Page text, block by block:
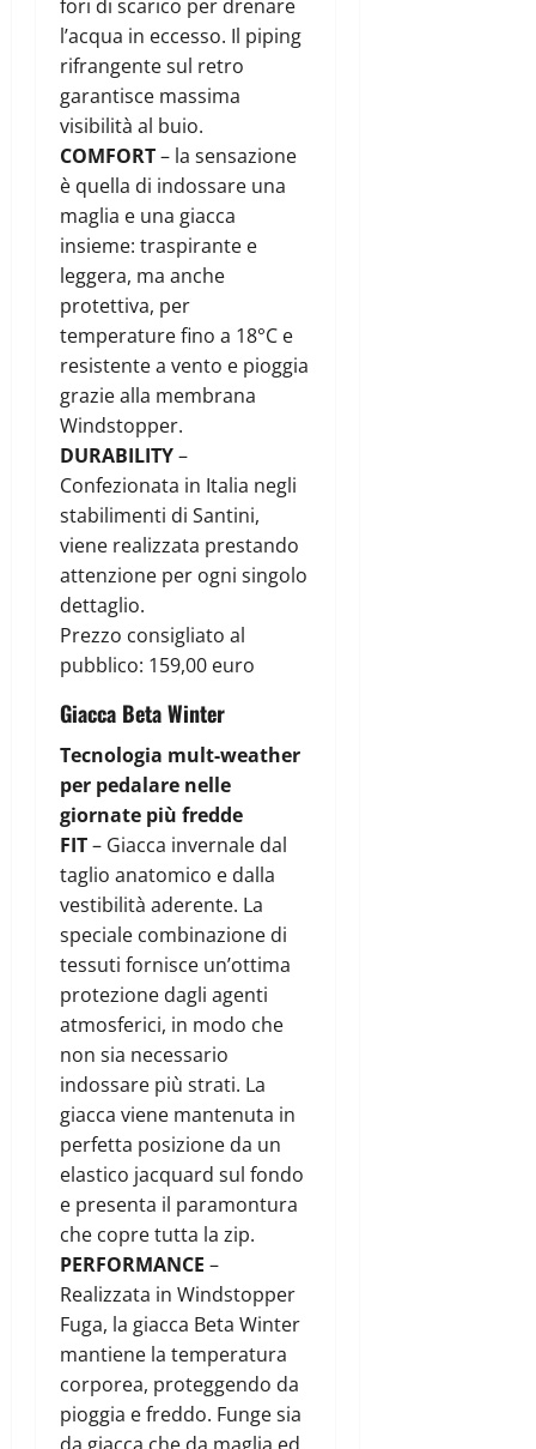
fori di scarico per drenare
l’acqua in eccesso. Il piping
rifrangente sul retro
garantisce massima
visibilità al buio.
COMFORT– la sensazione
è quella di indossare una
maglia e una giacca
insieme: traspirante e
leggera, ma anche
protettiva, per
temperature fino a 18°C e
resistente a vento e pioggia
grazie alla membrana
Windstopper.
DURABILITY–
Confezionata in Italia negli
stabilimenti di Santini,
viene realizzata prestando
attenzione per ogni singolo
dettaglio.
Prezzo consigliato al
pubblico: 159,00 euro
Giacca Beta Winter
Tecnologia mult-weather
per pedalare nelle
giornate più fredde
FIT– Giacca invernale dal
taglio anatomico e dalla
vestibilità aderente. La
speciale combinazione di
tessuti fornisce un’ottima
protezione dagli agenti
atmosferici, in modo che
non sia necessario
indossare più strati. La
giacca viene mantenuta in
perfetta posizione da un
elastico jacquard sul fondo
e presenta il paramontura
che copre tutta la zip.
PERFORMANCE –
Realizzata in Windstopper
Fuga, la giacca Beta Winter
mantiene la temperatura
corporea, proteggendo da
pioggia e freddo. Funge sia